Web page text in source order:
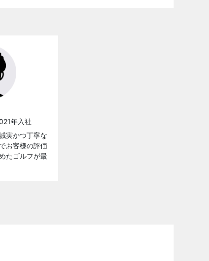
年入社
実かつ丁寧な
お客様の評価
たゴルフが最